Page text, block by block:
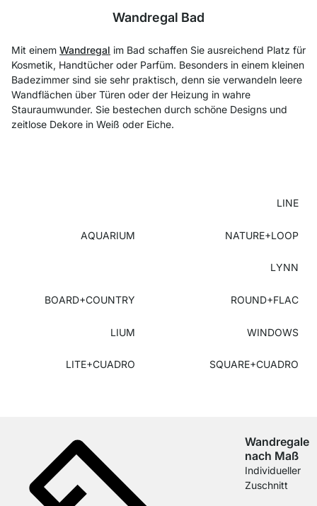
Wandregal Bad
Mit einem Wandregal im Bad schaffen Sie ausreichend Platz für
Kosmetik, Handtücher oder Parfüm. Besonders in einem kleinen
Badezimmer sind sie sehr praktisch, denn sie verwandeln leere
Wandflächen über Türen oder der Heizung in wahre
Stauraumwunder. Sie bestechen durch schöne Designs und
zeitlose Dekore in Weiß oder Eiche.
LINE
AQUARIUM NATURE+LOOP
LYNN
BOARD+COUNTRY ROUND+FLAC
LIUM WINDOWS
LITE+CUADRO SQUARE+CUADRO
Wandregale
nach Maß
Individueller
Zuschnitt